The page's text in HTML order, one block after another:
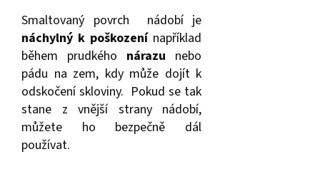
Smaltovaný povrch nádobí je
náchylný k poškození například
během prudkého nárazu nebo
pádu na zem, kdy může dojít k
odskočení skloviny. Pokud se tak
stane z vnější strany nádobí,
můžete ho bezpečně dál
používat.